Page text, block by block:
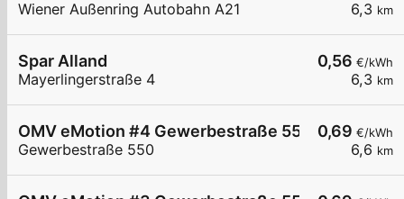
6,3 km
Wiener Außenring Autobahn A21
0,56 €/kWh
6,3 km
Spar Alland
Mayerlingerstraße 4
0,69 €/kWh
6,6 km
OMV eMotion #4 Gewerbestraße 550 Alland
Gewerbestraße 550